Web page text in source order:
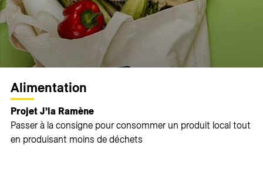
Alimentation
Projet J’la Ramène
Passer à la consigne pour consommer un produit local tout
en produisant moins de déchets